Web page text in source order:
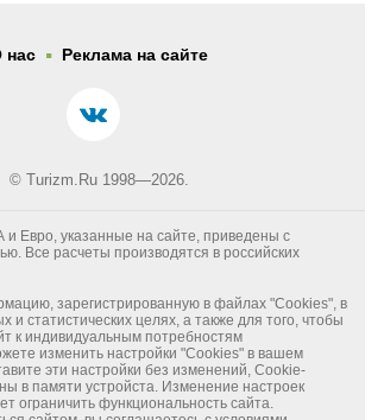
нас . Реклама на сайте
© Turizm.Ru 1998—2026.
Евро, указанные на сайте, приведены с
Все расчеты производятся в российских
зарегистрированную в файлах "Cookies", в
и статистических целях, а также для того, чтобы
к индивидуальным потребностям
изменить настройки "Cookies" в вашем
эти настройки без изменений, Cookie-
в памяти устройста. Изменение настроек
ограничить функциональность сайта.